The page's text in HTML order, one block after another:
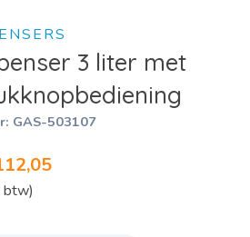
3 liter met
GAS-503107
Huidige
btw)